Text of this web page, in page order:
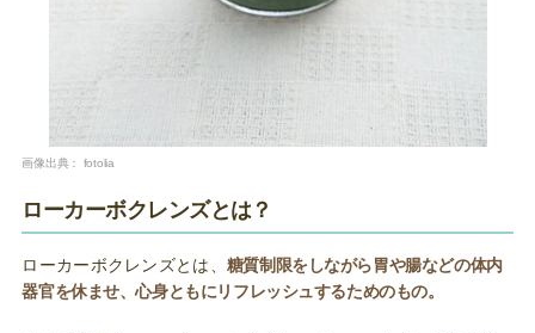
画像出典： fotolia
ローカーボクレンズとは？
ローカーボクレンズとは、 糖質制限をしながら胃や腸などの体内
器官を休ませ、心身ともにリフレッシュするためのもの。